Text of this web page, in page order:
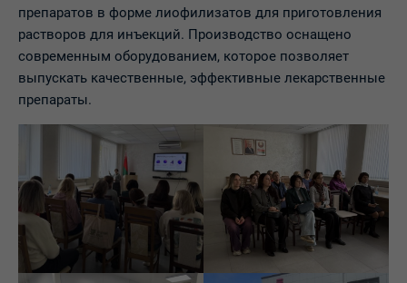
препаратов в форме лиофилизатов для приготовления
растворов для инъекций. Производство оснащено
современным оборудованием, которое позволяет
выпускать качественные, эффективные лекарственные
препараты.